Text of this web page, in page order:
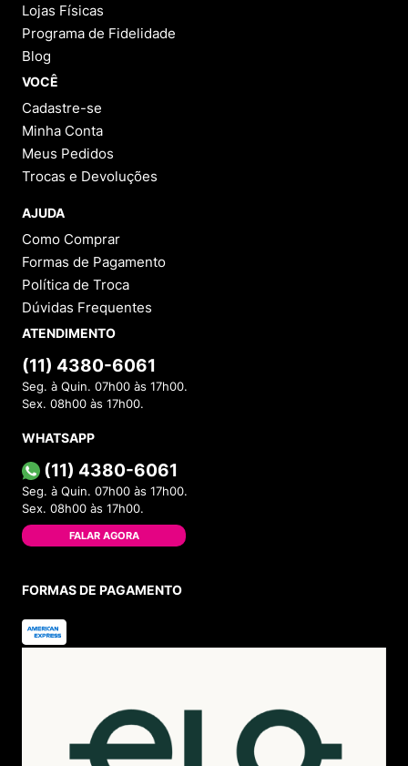
Lojas Físicas
Programa de Fidelidade
Blog
VOCÊ
Cadastre-se
Minha Conta
Meus Pedidos
Trocas e Devoluções
AJUDA
Como Comprar
Formas de Pagamento
Política de Troca
Dúvidas Frequentes
ATENDIMENTO
(11) 4380-6061
Seg. à Quin. 07h00 às 17h00.
Sex. 08h00 às 17h00.
WHATSAPP
(11) 4380-6061
Seg. à Quin. 07h00 às 17h00.
Sex. 08h00 às 17h00.
FALAR AGORA
FORMAS DE PAGAMENTO